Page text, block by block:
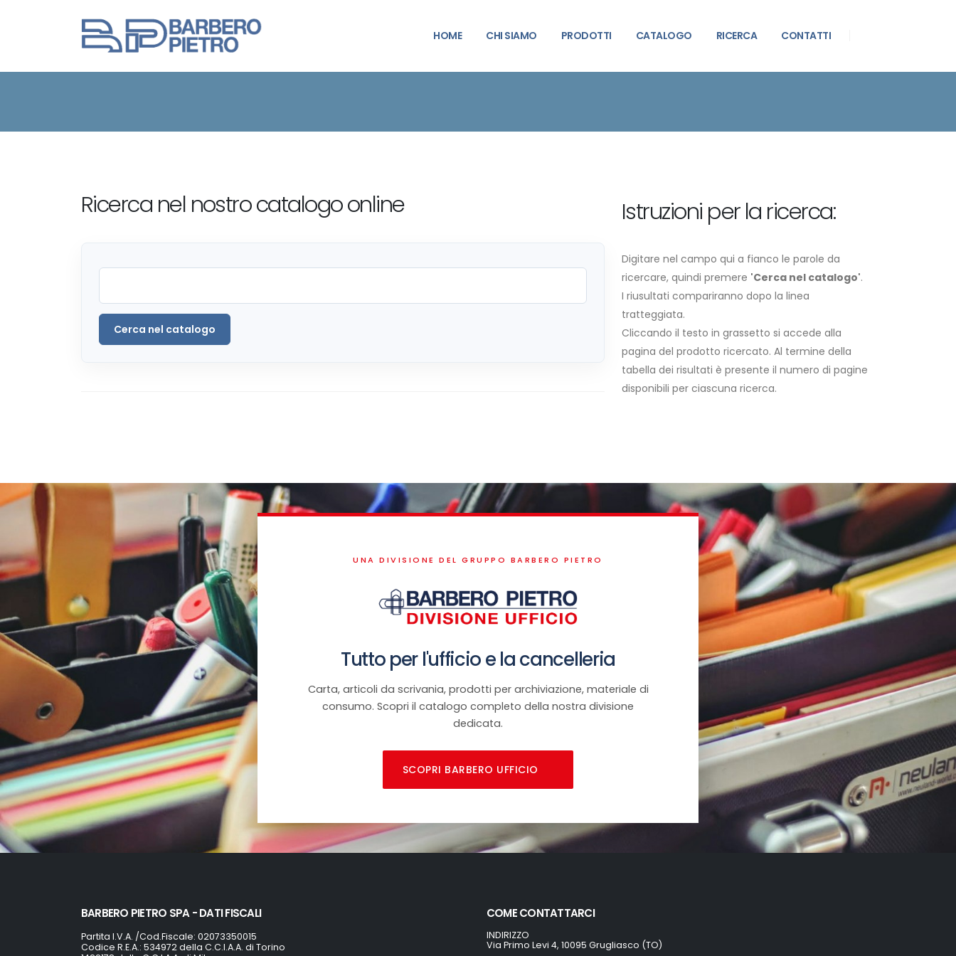
HOME CHI SIAMO PRODOTTI CATALOGO RICERCA CONTATTI
Ricerca nel nostro catalogo online Istruzioni per la ricerca:
Digitare nel campo qui a fianco le parole da
ricercare, quindi premere 'Cerca nel catalogo'.
I riusultati compariranno dopo la linea
tratteggiata.
Cliccando il testo in grassetto si accede alla
pagina del prodotto ricercato. Al termine della
tabella dei risultati è presente il numero di pagine
disponibili per ciascuna ricerca.
UNA DIVISIONE DEL GRUPPO BARBERO PIETRO
Tutto per l'ufficio e la cancelleria
Carta, articoli da scrivania, prodotti per archiviazione, materiale di
consumo. Scopri il catalogo completo della nostra divisione
dedicata.
SCOPRI BARBERO UFFICIO
BARBERO PIETRO SPA - DATI FISCALI
Partita I.V.A. /Cod.Fiscale: 02073350015
Codice R.E.A.: 534972 della C.C.I.A.A. di Torino
COME CONTATTARCI
INDIRIZZO
Via Primo Levi 4, 10095 Grugliasco (TO)